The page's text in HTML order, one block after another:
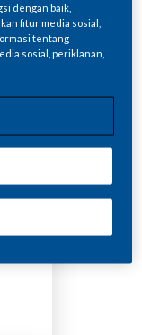
dan
kami di
Barat,
dengan baik,
fitur media sosial,
tentang
sosial, periklanan,